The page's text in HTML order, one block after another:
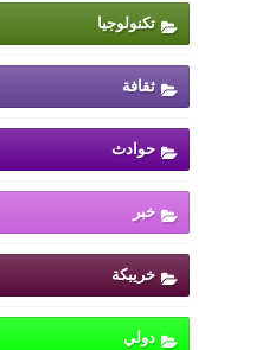
تكنولوجيا
ثقافة
حوادث
خبر
خريبكة
دولي